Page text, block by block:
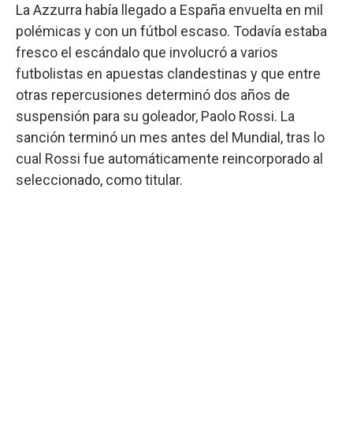
La Azzurra había llegado a España envuelta en mil
polémicas y con un fútbol escaso. Todavía estaba
fresco el escándalo que involucró a varios
futbolistas en apuestas clandestinas y que entre
otras repercusiones determinó dos años de
suspensión para su goleador, Paolo Rossi. La
sanción terminó un mes antes del Mundial, tras lo
cual Rossi fue automáticamente reincorporado al
seleccionado, como titular.